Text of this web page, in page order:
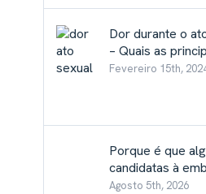
Dor durante o
– Quais as
Fevereiro 15th,
Porque é que
candidatas à
Agosto 5th, 2026